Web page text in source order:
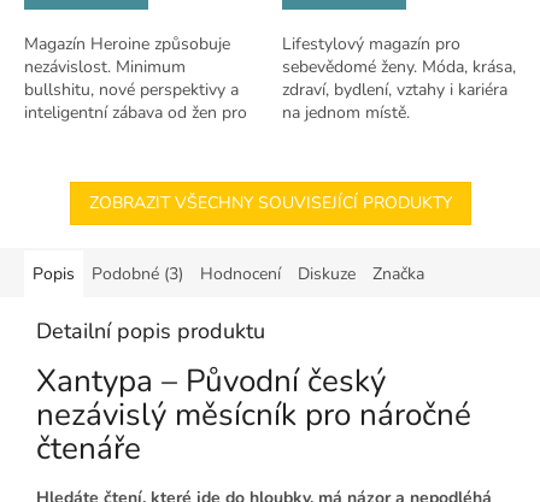
Magazín Heroine způsobuje
nezávislost. Minimum
bullshitu, nové perspektivy a
inteligentní zábava od žen pro
Lifestylový magazín pro
sebevědomé ženy. Móda, krása,
zdraví, bydlení, vztahy i kariéra
na jednom místě.
ZOBRAZIT VŠECHNY SOUVISEJÍCÍ PRODUKTY
Popis Podobné (3) Hodnocení Diskuze Značka
Detailní popis produktu
Xantypa – Původní český
nezávislý měsícník pro náročné
čtenáře